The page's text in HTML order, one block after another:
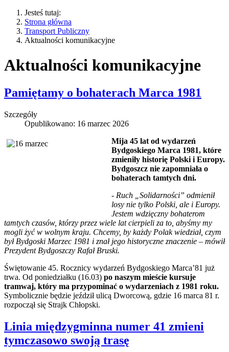
Jesteś tutaj:
Strona główna
Transport Publiczny
Aktualności komunikacyjne
Aktualności komunikacyjne
Pamiętamy o bohaterach Marca 1981
Szczegóły
Opublikowano: 16 marzec 2026
Mija 45 lat od wydarzeń
Bydgoskiego Marca 1981, które
zmieniły historię Polski i Europy.
Bydgoszcz nie zapomniała o
bohaterach tamtych dni.
- Ruch „Solidarności” odmienił
losy nie tylko Polski, ale i Europy.
Jestem wdzięczny bohaterom
tamtych czasów, którzy przez wiele lat cierpieli za to, abyśmy my
mogli żyć w wolnym kraju. Chcemy, by każdy Polak wiedział, czym
był Bydgoski Marzec 1981 i znał jego historyczne znaczenie – mówił
Prezydent Bydgoszczy Rafał Bruski.
Świętowanie 45. Rocznicy wydarzeń Bydgoskiego Marca’81 już
trwa. Od poniedziałku (16.03) po naszym mieście kursuje
tramwaj, który ma przypominać o wydarzeniach z 1981 roku.
Symbolicznie będzie jeździł ulicą Dworcową, gdzie 16 marca 81 r.
rozpoczął się Strajk Chłopski.
Linia międzygminna numer 41 zmieni
tymczasowo swoją trasę